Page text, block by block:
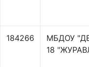
184266
МБДОУ
18